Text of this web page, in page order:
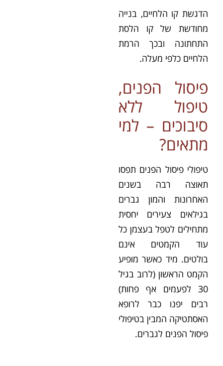
הדגשת קו הלחיים, בנייה
מחודשת של קו הלסת
התחתונה ובכך הרמת
הלחיים כלפי מעלה.
פיסול הפנים,
טיפול ללא
סיבוכים – למי
מתאים?
טיפולי פיסול הפנים תפסו
תאוצה רבה בשנים
האחרונות והמון גברים
בגילאים צעירים יחסית
מתחילים לטפל בעצמן כל
עוד הקמטים אינם
בולטים. מיד כאשר מופיע
הקמט הראשון (לרוב בגיל
30 לפעמים אף פחות)
רבים יפנו כבר לרופא
האסתטיקה המבין בטיפולי
פיסול הפנים לגברים.